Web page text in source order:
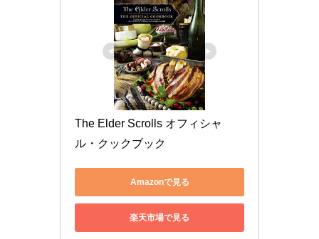
The Elder Scrolls オフィシャ
ル・クックブック
Amazonで見る
楽天市場で見る